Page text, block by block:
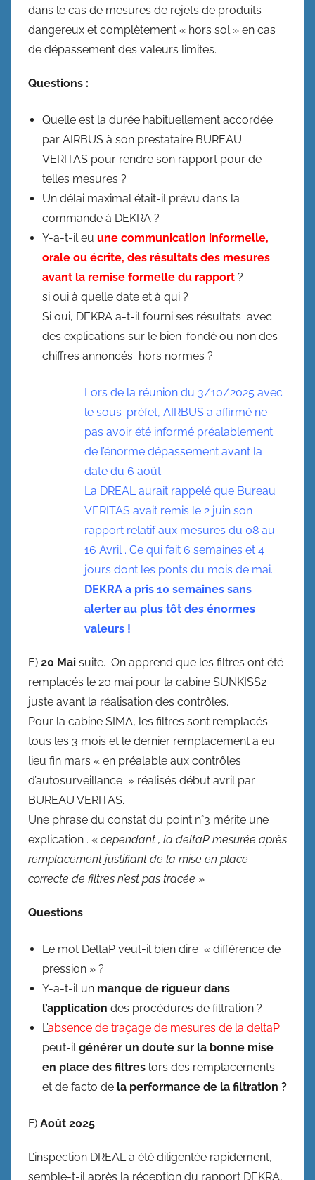
dans le cas de mesures de rejets de produits
dangereux et complètement « hors sol » en cas
de dépassement des valeurs limites.
Questions :
Quelle est la durée habituellement accordée
par AIRBUS à son prestataire BUREAU
VERITAS pour rendre son rapport pour de
telles mesures ?
Un délai maximal était-il prévu dans la
commande à DEKRA ?
Y-a-t-il eu une communication informelle,
orale ou écrite, des résultats des mesures
avant la remise formelle du rapport ?
si oui à quelle date et à qui ?
Si oui, DEKRA a-t-il fourni ses résultats avec
des explications sur le bien-fondé ou non des
chiffres annoncés hors normes ?
Lors de la réunion du 3/10/2025 avec
le sous-préfet, AIRBUS a affirmé ne
pas avoir été informé préalablement
de l’énorme dépassement avant la
date du 6 août.
La DREAL aurait rappelé que Bureau
VERITAS avait remis le 2 juin son
rapport relatif aux mesures du 08 au
16 Avril . Ce qui fait 6 semaines et 4
jours dont les ponts du mois de mai.
DEKRA a pris 10 semaines sans
alerter au plus tôt des énormes
valeurs !
E) 20 Mai suite. On apprend que les filtres ont été
remplacés le 20 mai pour la cabine SUNKISS2
juste avant la réalisation des contrôles.
Pour la cabine SIMA, les filtres sont remplacés
tous les 3 mois et le dernier remplacement a eu
lieu fin mars « en préalable aux contrôles
d’autosurveillance » réalisés début avril par
BUREAU VERITAS.
Une phrase du constat du point n°3 mérite une
explication . « cependant , la deltaP mesurée après
remplacement justifiant de la mise en place
correcte de filtres n’est pas tracée »
Questions
Le mot DeltaP veut-il bien dire « différence de
pression » ?
Y-a-t-il un manque de rigueur dans
l’application des procédures de filtration ?
L’absence de traçage de mesures de la deltaP
peut-ilgénérer un doute sur la bonne mise
en place des filtres lors des remplacements
et de facto de la performance de la filtration ?
F) Août 2025
L’inspection DREAL a été diligentée rapidement,
semble-t-il après la réception du rapport DEKRA,